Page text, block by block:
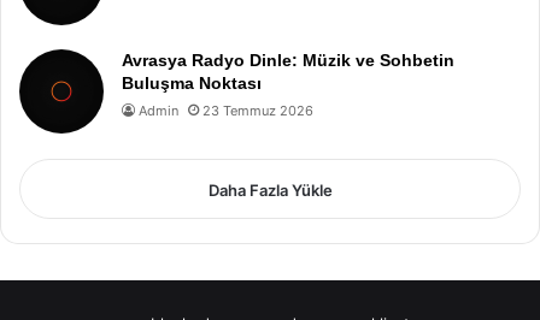
Avrasya Radyo Dinle: Müzik ve Sohbetin
Buluşma Noktası
Admin 23 Temmuz 2026
Daha Fazla Yükle